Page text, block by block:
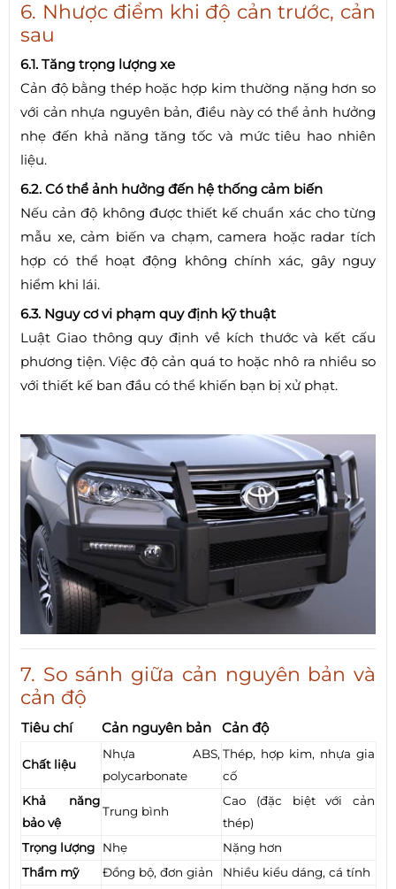
6. Nhược điểm khi độ cản trước, cản
sau
6.1. Tăng trọng lượng xe
Cản độ bằng thép hoặc hợp kim thường nặng hơn so
với cản nhựa nguyên bản, điều này có thể ảnh hưởng
nhẹ đến khả năng tăng tốc và mức tiêu hao nhiên
liệu.
6.2. Có thể ảnh hưởng đến hệ thống cảm biến
Nếu cản độ không được thiết kế chuẩn xác cho từng
mẫu xe, cảm biến va chạm, camera hoặc radar tích
hợp có thể hoạt động không chính xác, gây nguy
hiểm khi lái.
6.3. Nguy cơ vi phạm quy định kỹ thuật
Luật Giao thông quy định về kích thước và kết cấu
phương tiện. Việc độ cản quá to hoặc nhô ra nhiều so
với thiết kế ban đầu có thể khiến bạn bị xử phạt.
7. So sánh giữa cản nguyên bản và
cản độ
Tiêu chí Cản nguyên bản Cản độ
Chất liệu
Nhựa ABS,
polycarbonate
Thép, hợp kim, nhựa gia
cố
Khả năng
bảo vệ
Trung bình
Cao (đặc biệt với cản
thép)
Trọng lượng
Nhẹ
Nặng hơn
Thẩm mỹ
Đồng bộ, đơn giản Nhiều kiểu dáng, cá tính